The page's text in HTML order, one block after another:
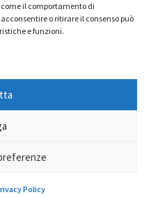
il comportamento di
o ritirare il consenso può
e funzioni.
Policy
04233830407 - REA: RN
riservati.